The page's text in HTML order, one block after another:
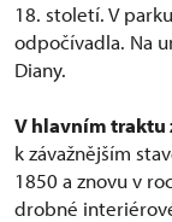
18. století. V
odpočívadla. Na
Diany.
V hlavním traktu
k závažnějším
1850 a znovu v
drobné